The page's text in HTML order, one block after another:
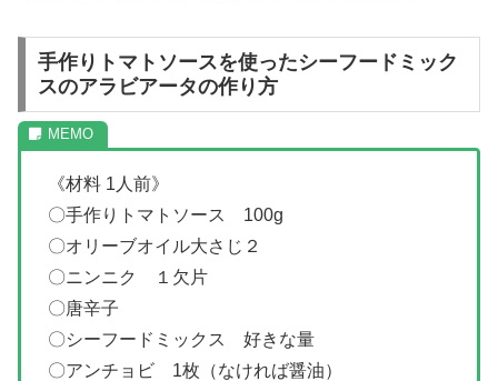
手作りトマトソースを使ったシーフードミック
スのアラビアータの作り方
《材料 1人前》
〇手作りトマトソース 100g
〇オリーブオイル大さじ２
〇ニンニク １欠片
〇唐辛子
〇シーフードミックス 好きな量
〇アンチョビ 1枚（なければ醤油）